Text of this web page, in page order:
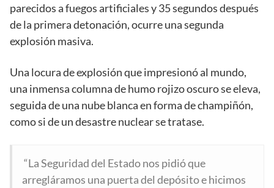
parecidos a fuegos artificiales y 35 segundos después
de la primera detonación, ocurre una segunda
explosión masiva.
Una locura de explosión que impresionó al mundo,
una inmensa columna de humo rojizo oscuro se eleva,
seguida de una nube blanca en forma de champiñón,
como si de un desastre nuclear se tratase.
“La Seguridad del Estado nos pidió que
arregláramos una puerta del depósito e hicimos